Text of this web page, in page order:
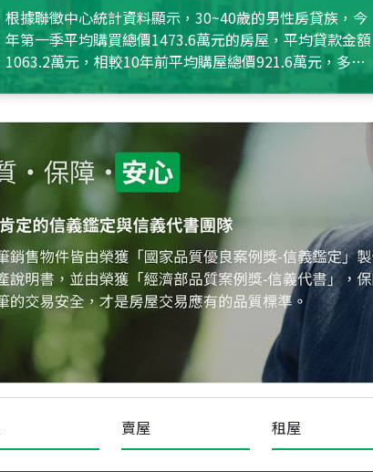
根據聯徵中心統計資料顯示，30~40歲的男性房貸族，今
年第一季平均購買總價1473.6萬元的房屋，平均貸款金額
1063.2萬元，相較10年前平均購屋總價921.6萬元，多出
約550萬元，且貸款金額也多
賣屋 租屋